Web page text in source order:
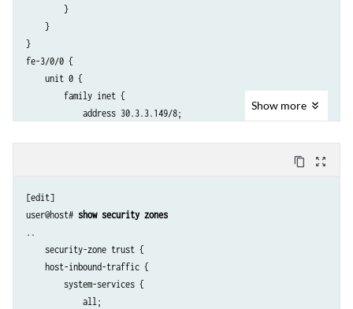
        }
    }
}
fe-3/0/0 {
    unit 0 {
        family inet {
            address 30.3.3.149/8;
    unit 0 {
        family inet {
            address 40.4.4.149/8;
        }
    }
Show more
content_copy zoom_out_map
[edit]
user@host# show security zones
..
    security-zone trust {
    host-inbound-traffic {
        system-services {
            all;